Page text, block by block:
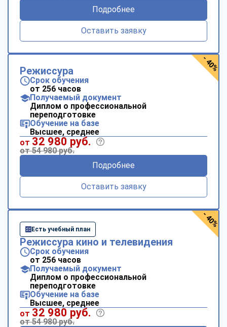
Подробнее
Оставить заявку
Режиссура
Срок обучения
от 256 часов
Получаемый документ
Диплом о профессиональной
переподготовке
Обучение на базе
Высшее, среднее
от 32 980 руб.
от 54 980 руб.
Подробнее
Оставить заявку
- 40%
Есть учебный план
Режиссура кино и телевидения
Срок обучения
от 256 часов
Получаемый документ
Диплом о профессиональной
переподготовке
Обучение на базе
Высшее, среднее
от 32 980 руб.
от 54 980 руб.
- 40%